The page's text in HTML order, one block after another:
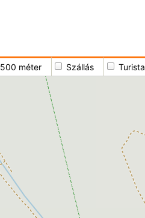
500 méter Szállás Turista